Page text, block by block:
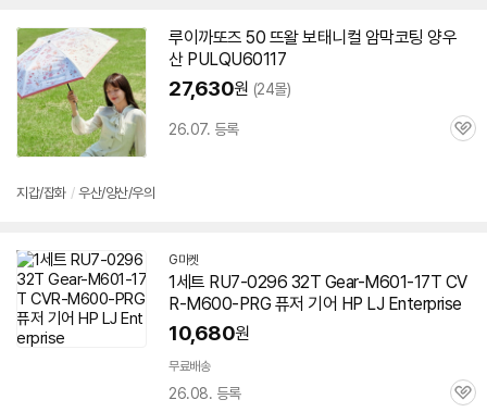
루이까또즈 50 뜨왈 보태니컬 암막코팅 양우
산 PULQU60117
27,630원 (24몰)
26.07. 등록
관
지갑/잡화 / 우산/양산/우의
G마켓
1세트 RU7-0296 32T Gear-M601-17T CV
R-M600-PRG 퓨저 기어 HP LJ Enterprise
10,680원
무료배송
26.08. 등록
관
세부정보 열기/접기